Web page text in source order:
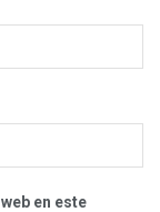
en este